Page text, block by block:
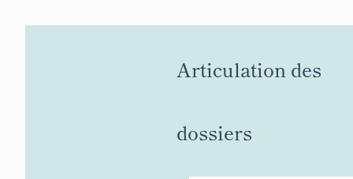
Articulation des
dossiers